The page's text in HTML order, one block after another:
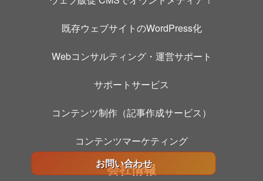
既存ウェブサイトのWordPress化
Webコンサルティング・運営サポート
サポートサービス
コンテンツ制作（記事作成サービス）
コンテンツマーケティング
会社情報
お問い合わせ